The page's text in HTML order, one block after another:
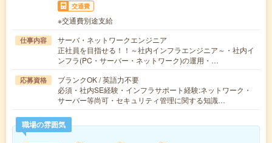
交通費
※交通費別途支給
仕事内容
サーバ・ネットワークエンジニア
正社員を目指せる！！～社内インフラエンジニア～・社内イ
ンフラ(PC・サーバー・ネットワーク)の運用・…
応募資格
ブランクOK / 英語力不要
必須・社内SE経験・インフラサポート経験:ネットワーク・
サーバー等尚可・セキュリティ管理に関する知識…
職場の雰囲気